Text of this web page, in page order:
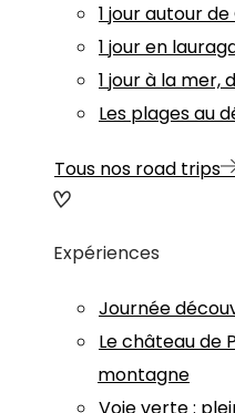
1 jour autour
1 jour en
1 jour à la mer,
Les plages au
Tous nos road trips
Expériences
Journée
Le château de
montagne